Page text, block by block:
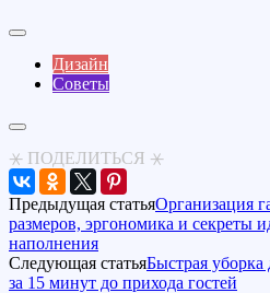
Дизайн
Советы
⚹ ПОДЕЛИТЬСЯ ⚹
Предыдущая статьяОрганизация
размеров, эргономика и секреты
наполнения
Следующая статьяБыстрая уборка
за 15 минут до прихода гостей